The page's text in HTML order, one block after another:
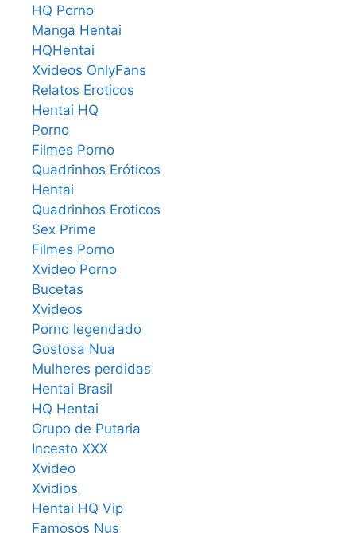
HQ Porno
Manga Hentai
HQHentai
Xvideos OnlyFans
Relatos Eroticos
Hentai HQ
Porno
Filmes Porno
Quadrinhos Eróticos
Hentai
Quadrinhos Eroticos
Sex Prime
Filmes Porno
Xvideo Porno
Bucetas
Xvideos
Porno legendado
Gostosa Nua
Mulheres perdidas
Hentai Brasil
HQ Hentai
Grupo de Putaria
Incesto XXX
Xvideo
Xvidios
Hentai HQ Vip
Famosos Nus